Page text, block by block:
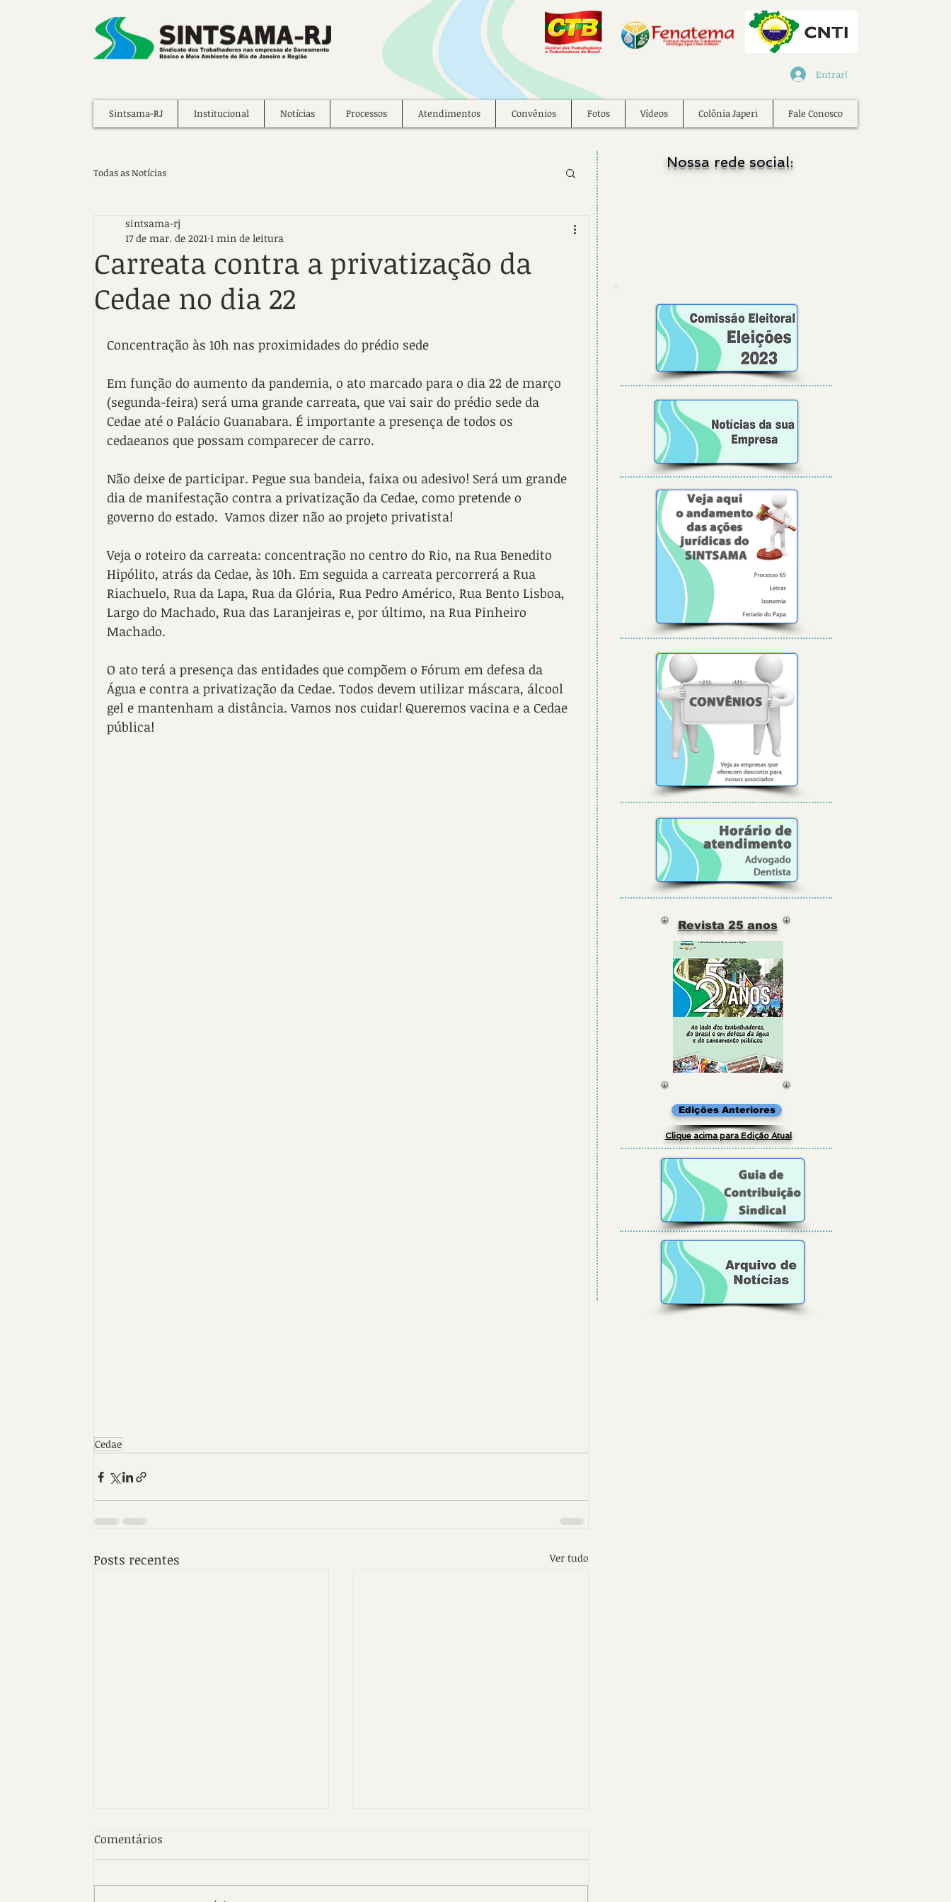
Entrar!
Sintsama-RJ Institucional Notícias Processos Atendimentos Convênios Fotos Vídeos Colônia Japeri Fale Conosco
Todas as Notícias
Carreata contra a privatização da
Cedae no dia 22
sintsama-rj
17 de mar. de 2021 1 min de leitura
Concentração às 10h nas proximidades do prédio sede
Em função do aumento da pandemia, o ato marcado para o dia 22 de março
(segunda-feira) será uma grande carreata, que vai sair do prédio sede da
Cedae até o Palácio Guanabara. É importante a presença de todos os
cedaeanos que possam comparecer de carro.
Não deixe de participar. Pegue sua bandeia, faixa ou adesivo! Será um grande
dia de manifestação contra a privatização da Cedae, como pretende o
governo do estado.  Vamos dizer não ao projeto privatista!
Veja o roteiro da carreata: concentração no centro do Rio, na Rua Benedito
Hipólito, atrás da Cedae, às 10h. Em seguida a carreata percorrerá a Rua
Riachuelo, Rua da Lapa, Rua da Glória, Rua Pedro Américo, Rua Bento Lisboa,
Largo do Machado, Rua das Laranjeiras e, por último, na Rua Pinheiro
Machado.
O ato terá a presença das entidades que compõem o Fórum em defesa da
Água e contra a privatização da Cedae. Todos devem utilizar máscara, álcool
gel e mantenham a distância. Vamos nos cuidar! Queremos vacina e a Cedae
pública!
Cedae
Posts recentes Ver tudo
Comentários
Nossa rede social:
Revista 25 anos
Edições Anteriores
Clique acima para Edição Atual